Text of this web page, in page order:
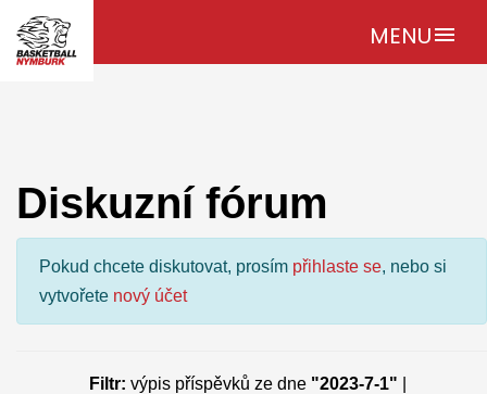
MENUmenu
Diskuzní fórum
Pokud chcete diskutovat, prosím přihlaste se, nebo si
vytvořete nový účet
Filtr: výpis příspěvků ze dne "2023-7-1"